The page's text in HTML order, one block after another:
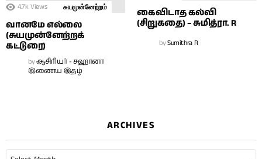
4.7k Views சுயமுன்னேற்றம்
வானமே எல்லை
(சுயமுன்னேற்றக்
கட்டுரை)
byஆசிரியர் - சஹானா
இணைய இதழ்
கைவிடாத கல்வி
(சிறுகதை) – சுமித்ரா. R
bySumithra R
ARCHIVES